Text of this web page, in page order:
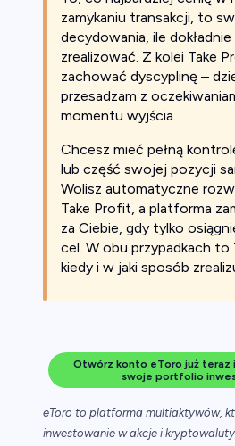
zamykaniu transakcji, to
decydowania, ile
zrealizować. Z kolei Take
zachować dyscyplinę –
przesadzam z
momentu wyjścia.
Chcesz mieć pełną
lub część swojej pozycji
Wolisz automatyczne
Take Profit, a platforma
za Ciebie, gdy tylko
cel. W obu przypadkach to
kiedy i w jaki sposób
Otwórz konto eToro już teraz
swoje portfolio
eToro to platforma multiaktywów,
inwestowanie w akcje i